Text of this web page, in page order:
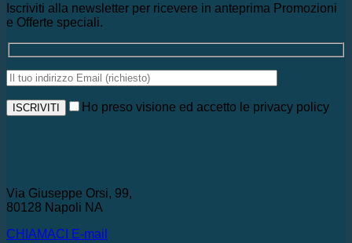
Iscriviti alla newsletter per ricevere in anteprima Promozioni
e Offerte speciali.
Ho preso visione ed accetto le privacy policy
Via Giuseppe Orsi, 99,
80128 Napoli NA
CHIAMACI
E-mail